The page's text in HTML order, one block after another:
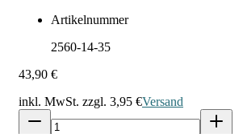
Artikelnummer
2560-14-35
43,90 €
inkl. MwSt. zzgl. 3,95 €Versand